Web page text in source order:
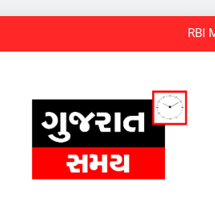
RBI
અને ‘લગાન’ ફેમ અભિનેતા પ્રદીપ
સમાજવાદી પાર્ટીએ